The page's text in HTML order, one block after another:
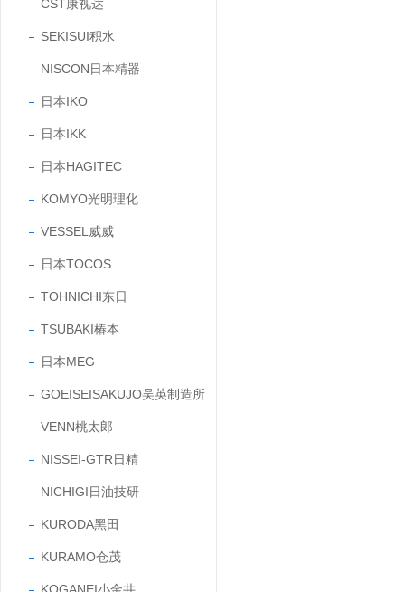
CST康视达
SEKISUI积水
NISCON日本精器
日本IKO
日本IKK
日本HAGITEC
KOMYO光明理化
VESSEL威威
日本TOCOS
TOHNICHI东日
TSUBAKI椿本
日本MEG
GOEISEISAKUJO吴英制造所
VENN桃太郎
NISSEI-GTR日精
NICHIGI日油技研
KURODA黑田
KURAMO仓茂